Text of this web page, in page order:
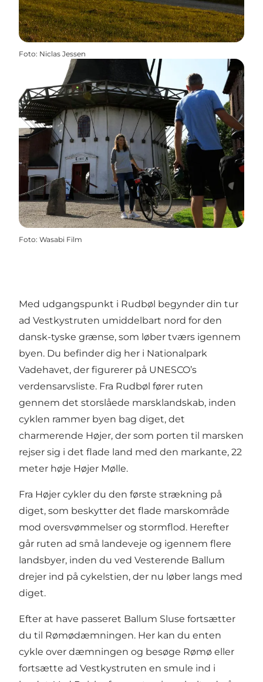
Foto: Niclas Jessen
Foto: Wasabi Film
Med udgangspunkt i Rudbøl begynder din tur
ad Vestkystruten umiddelbart nord for den
dansk-tyske grænse, som løber tværs igennem
byen. Du befinder dig her i Nationalpark
Vadehavet, der figurerer på UNESCO’s
verdensarvsliste. Fra Rudbøl fører ruten
gennem det storslåede marsklandskab, inden
cyklen rammer byen bag diget, det
charmerende Højer, der som porten til marsken
rejser sig i det flade land med den markante, 22
meter høje Højer Mølle.
Fra Højer cykler du den første strækning på
diget, som beskytter det flade marskområde
mod oversvømmelser og stormflod. Herefter
går ruten ad små landeveje og igennem flere
landsbyer, inden du ved Vesterende Ballum
drejer ind på cykelstien, der nu løber langs med
diget.
Efter at have passeret Ballum Sluse fortsætter
du til Rømødæmningen. Her kan du enten
cykle over dæmningen og besøge Rømø eller
fortsætte ad Vestkystruten en smule ind i